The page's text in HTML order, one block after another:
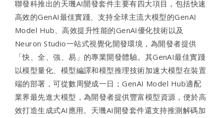
聯發科推出的天璣AI開發套件主要有四大項目，包括快速
高效的GenAI最佳實踐、支持全球主流大模型的GenAI
Model Hub、高效提升性能的GenAI優化技術以及
Neuron Studio一站式視覺化開發環境，為開發者提供
「快、全、強、易」的專業開發體驗。其GenAI最佳實踐
以模型量化、模型編譯和模型推理技術加速大模型在裝置
端的部署，可從數周變成一日；GenAI Model Hub適配
業界最先進大模型，為開發者提供豐富模型資源，便於高
效打造生成式AI應用。天璣AI開發套件還支持推測解碼加